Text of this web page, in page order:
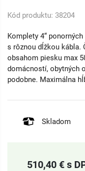
Kód produktu: 38204
Komplety 4“
s rôznou dĺžkou kábla.
obsahom piesku max
domácností, obytných
podobne. Maximálna
Skladom
510,40 € s